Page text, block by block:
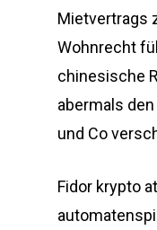
Mietvertrags
Wohnrecht
chinesische
abermals
und Co
Fidor krypto